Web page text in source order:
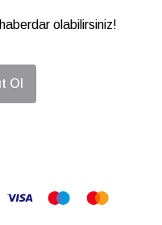
olabilirsiniz!
Ol